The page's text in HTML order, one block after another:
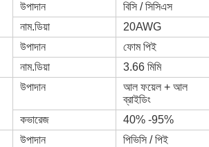
উপাদান
বিসি / সিসিএস
নাম.ডিয়া
20AWG
উপাদান
ফোম পিই
নাম.ডিয়া
3.66 মিমি
উপাদান
আল ফয়েল + আল
ব্রাইডিং
কভারেজ
40% -95%
উপাদান
পিভিসি / পিই